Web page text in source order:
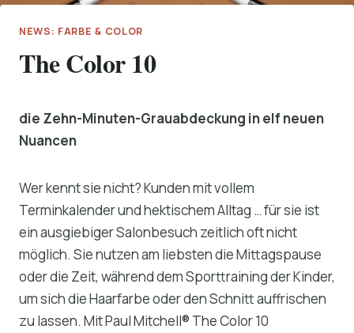
NEWS: FARBE & COLOR
The Color 10
die Zehn-Minuten-Grauabdeckung in elf neuen
Nuancen
Wer kennt sie nicht? Kunden mit vollem
Terminkalender und hektischem Alltag … für sie ist
ein ausgiebiger Salonbesuch zeitlich oft nicht
möglich. Sie nutzen am liebsten die Mittagspause
oder die Zeit, während dem Sporttraining der Kinder,
um sich die Haarfarbe oder den Schnitt auffrischen
zu lassen. Mit Paul Mitchell® The Color 10